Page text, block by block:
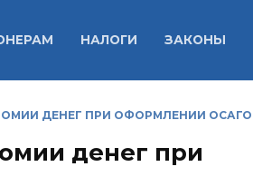
НАЛОГИ ЗАКОНЫ
ДЕНЕГ ПРИ ОФОРМЛЕНИИ ОСАГО
денег при